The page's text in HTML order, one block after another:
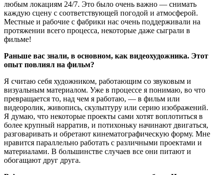
любым локациям 24/7. Это было очень важно — снимать
каждую сцену с соответствующей погодой и атмосферой.
Местные и рабочие с фабрики нас очень поддерживали на
протяжении всего процесса, некоторые даже сыграли в
фильме!
Раньше вас знали, в основном, как видеохудожника. Этот
опыт повлиял на фильм?
Я считаю себя художником, работающим со звуковым и
визуальным материалом. Уже в процессе я понимаю, во что
превращается то, над чем я работаю, — в фильм или
видеоролик, живопись, скульптуру или серию изображений.
Я думаю, что некоторые проекты сами хотят воплотиться в
более крупный нарратив, и потихоньку начинают двигаться,
разговаривать и обретают кинематографическую форму. Мне
нравится параллельно работать с различными проектами и
материалами. В большинстве случаев все они питают и
обогащают друг друга.